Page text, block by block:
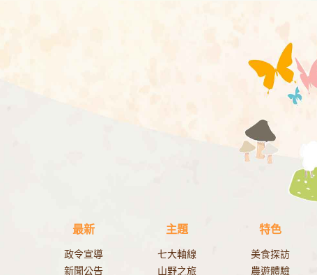
最新
政令宣導
新聞公告
主題
七大軸線
山野之旅
特色
美食探訪
農遊體驗